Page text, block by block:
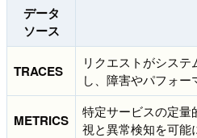
データ
ソース
TRACES
リクエストがシス
し、障害やパフォ
METRICS
特定サービスの定量
視と異常検知を可能